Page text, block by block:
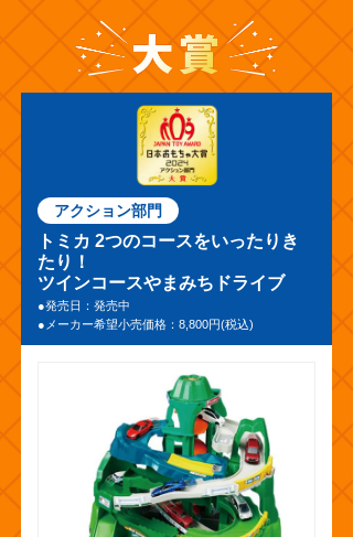
アクション部門
トミカ 2つのコースをいったりき
たり！
ツインコースやまみちドライブ
●発売日：発売中
●メーカー希望小売価格：8,800円(税込)